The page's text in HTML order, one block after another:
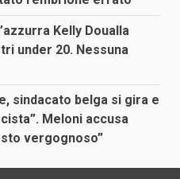
Kelly Doualla
under 20. Nessuna
sindacato belga si gira e
Meloni accusa
vergognoso”